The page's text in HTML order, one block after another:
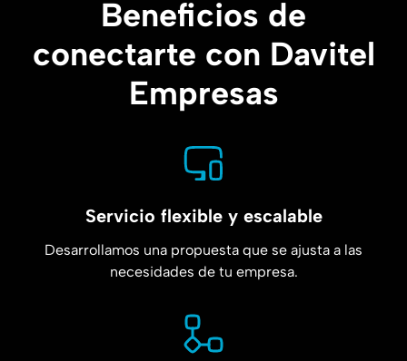
Beneficios de
conectarte con Davitel
Empresas
Servicio flexible y escalable
Desarrollamos una propuesta que se ajusta a las
necesidades de tu empresa.